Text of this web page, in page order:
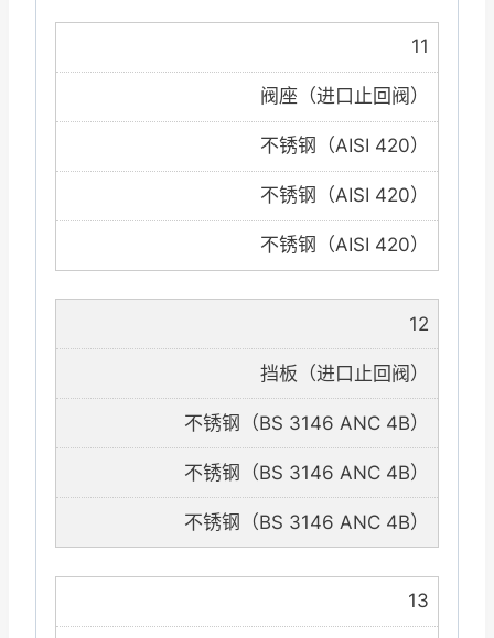
11
阀座（进口止回阀）
不锈钢（AISI 420）
不锈钢（AISI 420）
不锈钢（AISI 420）
12
挡板（进口止回阀）
不锈钢（BS 3146 ANC 4B）
不锈钢（BS 3146 ANC 4B）
不锈钢（BS 3146 ANC 4B）
13